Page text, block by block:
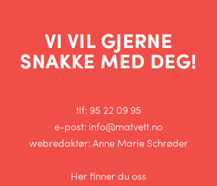
VI VIL GJERNE
SNAKKE MED DEG!
tlf: 95 22 09 95
e-post: info@matvett.no
webredaktør: Anne Marie Schrøder
Her finner du oss